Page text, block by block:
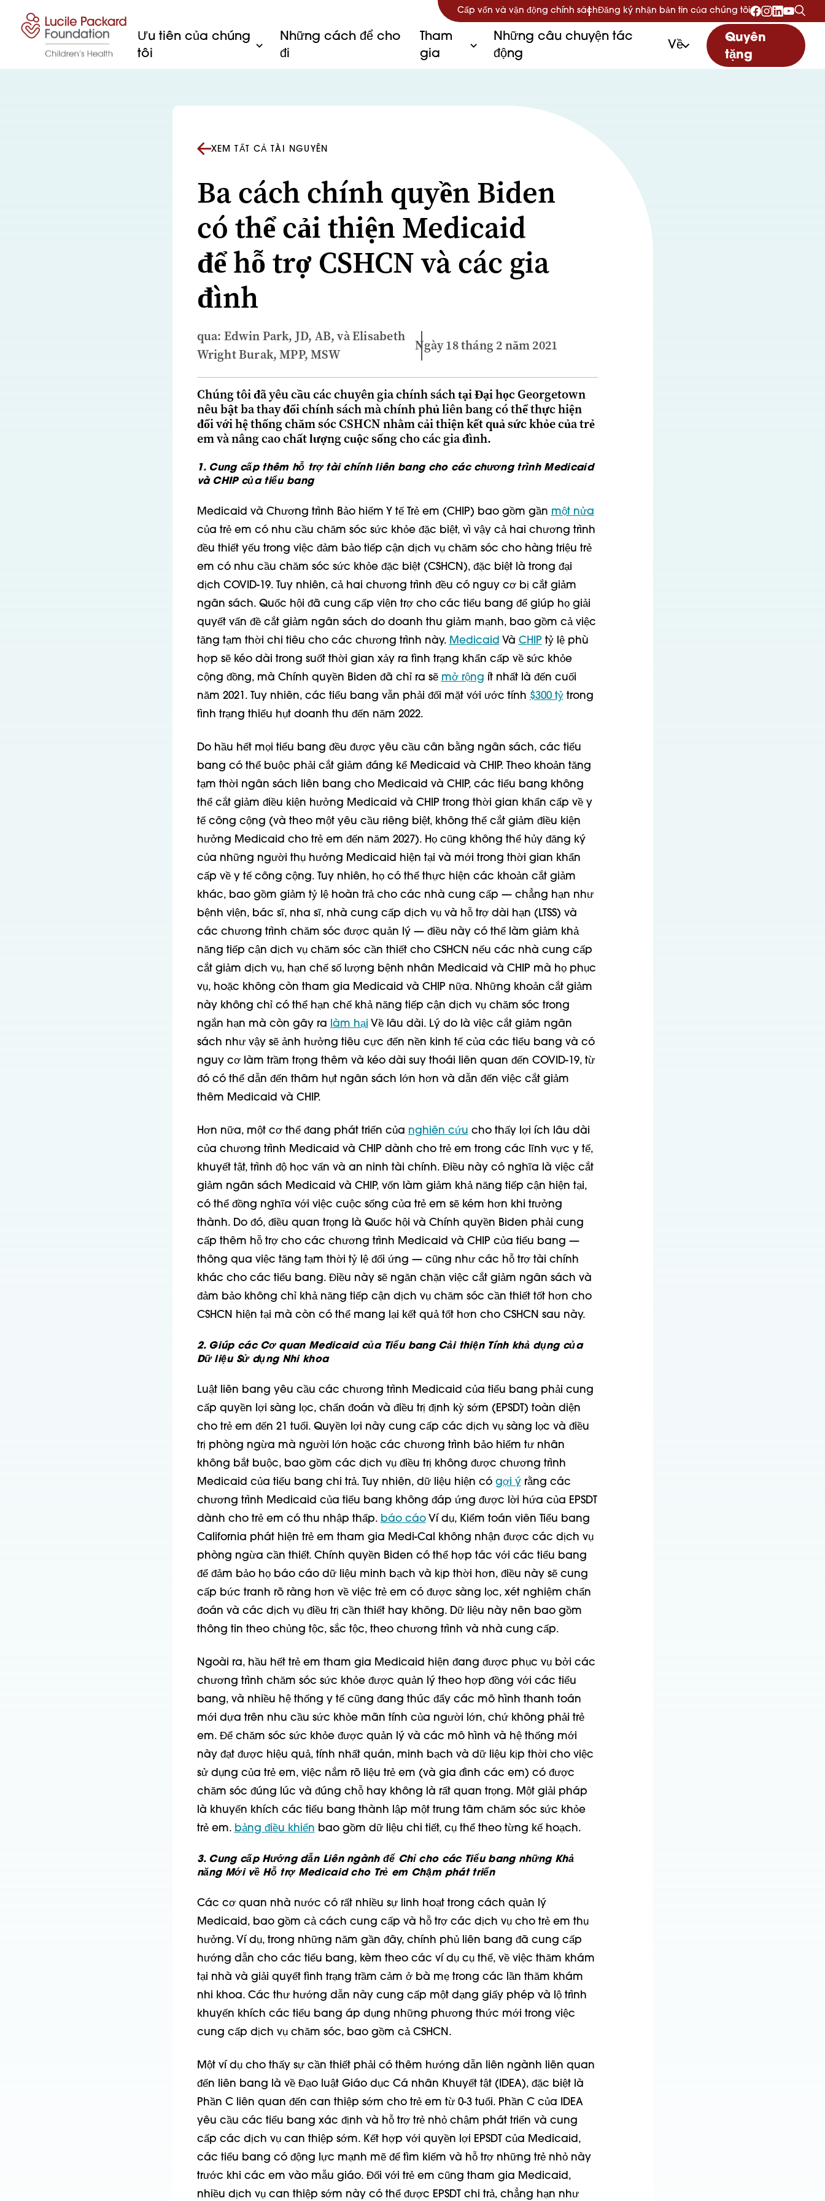
Cấp vốn và vận động chính sáchĐăng ký nhận bản tin của chúng tôi
Ưu tiên của chúng
tôi
Những cách để cho
đi
Tham
gia
Những câu chuyện tác
động
Về
Quyên
tặng
XEM TẤT CẢ TÀI NGUYÊN
Ba cách chính quyền Biden
có thể cải thiện Medicaid
để hỗ trợ CSHCN và các gia
đình
qua: Edwin Park, JD, AB, và Elisabeth
Wright Burak, MPP, MSW
Ngày 18 tháng 2 năm 2021
Chúng tôi đã yêu cầu các chuyên gia chính sách tại Đại học Georgetown
nêu bật ba thay đổi chính sách mà chính phủ liên bang có thể thực hiện
đối với hệ thống chăm sóc CSHCN nhằm cải thiện kết quả sức khỏe của trẻ
em và nâng cao chất lượng cuộc sống cho các gia đình.
1. Cung cấp thêm hỗ trợ tài chính liên bang cho các chương trình Medicaid
và CHIP của tiểu bang
Medicaid và Chương trình Bảo hiểm Y tế Trẻ em (CHIP) bao gồm gần một nửa
của trẻ em có nhu cầu chăm sóc sức khỏe đặc biệt, vì vậy cả hai chương trình
đều thiết yếu trong việc đảm bảo tiếp cận dịch vụ chăm sóc cho hàng triệu trẻ
em có nhu cầu chăm sóc sức khỏe đặc biệt (CSHCN), đặc biệt là trong đại
dịch COVID-19. Tuy nhiên, cả hai chương trình đều có nguy cơ bị cắt giảm
ngân sách. Quốc hội đã cung cấp viện trợ cho các tiểu bang để giúp họ giải
quyết vấn đề cắt giảm ngân sách do doanh thu giảm mạnh, bao gồm cả việc
tăng tạm thời chi tiêu cho các chương trình này. Medicaid Và CHIPtỷ lệ phù
hợp sẽ kéo dài trong suốt thời gian xảy ra tình trạng khẩn cấp về sức khỏe
cộng đồng, mà Chính quyền Biden đã chỉ ra sẽ mở rộng ít nhất là đến cuối
năm 2021. Tuy nhiên, các tiểu bang vẫn phải đối mặt với ước tính $300 tỷtrong
tình trạng thiếu hụt doanh thu đến năm 2022.
Do hầu hết mọi tiểu bang đều được yêu cầu cân bằng ngân sách, các tiểu
bang có thể buộc phải cắt giảm đáng kể Medicaid và CHIP. Theo khoản tăng
tạm thời ngân sách liên bang cho Medicaid và CHIP, các tiểu bang không
thể cắt giảm điều kiện hưởng Medicaid và CHIP trong thời gian khẩn cấp về y
tế công cộng (và theo một yêu cầu riêng biệt, không thể cắt giảm điều kiện
hưởng Medicaid cho trẻ em đến năm 2027). Họ cũng không thể hủy đăng ký
của những người thụ hưởng Medicaid hiện tại và mới trong thời gian khẩn
cấp về y tế công cộng. Tuy nhiên, họ có thể thực hiện các khoản cắt giảm
khác, bao gồm giảm tỷ lệ hoàn trả cho các nhà cung cấp — chẳng hạn như
bệnh viện, bác sĩ, nha sĩ, nhà cung cấp dịch vụ và hỗ trợ dài hạn (LTSS) và
các chương trình chăm sóc được quản lý — điều này có thể làm giảm khả
năng tiếp cận dịch vụ chăm sóc cần thiết cho CSHCN nếu các nhà cung cấp
cắt giảm dịch vụ, hạn chế số lượng bệnh nhân Medicaid và CHIP mà họ phục
vụ, hoặc không còn tham gia Medicaid và CHIP nữa. Những khoản cắt giảm
này không chỉ có thể hạn chế khả năng tiếp cận dịch vụ chăm sóc trong
ngắn hạn mà còn gây ra làm hại Về lâu dài. Lý do là việc cắt giảm ngân
sách như vậy sẽ ảnh hưởng tiêu cực đến nền kinh tế của các tiểu bang và có
nguy cơ làm trầm trọng thêm và kéo dài suy thoái liên quan đến COVID-19, từ
đó có thể dẫn đến thâm hụt ngân sách lớn hơn và dẫn đến việc cắt giảm
thêm Medicaid và CHIP.
Hơn nữa, một cơ thể đang phát triển của nghiên cứu cho thấy lợi ích lâu dài
của chương trình Medicaid và CHIP dành cho trẻ em trong các lĩnh vực y tế,
khuyết tật, trình độ học vấn và an ninh tài chính. Điều này có nghĩa là việc cắt
giảm ngân sách Medicaid và CHIP, vốn làm giảm khả năng tiếp cận hiện tại,
có thể đồng nghĩa với việc cuộc sống của trẻ em sẽ kém hơn khi trưởng
thành. Do đó, điều quan trọng là Quốc hội và Chính quyền Biden phải cung
cấp thêm hỗ trợ cho các chương trình Medicaid và CHIP của tiểu bang —
thông qua việc tăng tạm thời tỷ lệ đối ứng — cũng như các hỗ trợ tài chính
khác cho các tiểu bang. Điều này sẽ ngăn chặn việc cắt giảm ngân sách và
đảm bảo không chỉ khả năng tiếp cận dịch vụ chăm sóc cần thiết tốt hơn cho
CSHCN hiện tại mà còn có thể mang lại kết quả tốt hơn cho CSHCN sau này.
2. Giúp các Cơ quan Medicaid của Tiểu bang Cải thiện Tính khả dụng của
Dữ liệu Sử dụng Nhi khoa
Luật liên bang yêu cầu các chương trình Medicaid của tiểu bang phải cung
cấp quyền lợi sàng lọc, chẩn đoán và điều trị định kỳ sớm (EPSDT) toàn diện
cho trẻ em đến 21 tuổi. Quyền lợi này cung cấp các dịch vụ sàng lọc và điều
trị phòng ngừa mà người lớn hoặc các chương trình bảo hiểm tư nhân
không bắt buộc, bao gồm các dịch vụ điều trị không được chương trình
Medicaid của tiểu bang chi trả. Tuy nhiên, dữ liệu hiện có gợi ýrằng các
chương trình Medicaid của tiểu bang không đáp ứng được lời hứa của EPSDT
dành cho trẻ em có thu nhập thấp. báo cáoVí dụ, Kiểm toán viên Tiểu bang
California phát hiện trẻ em tham gia Medi-Cal không nhận được các dịch vụ
phòng ngừa cần thiết. Chính quyền Biden có thể hợp tác với các tiểu bang
để đảm bảo họ báo cáo dữ liệu minh bạch và kịp thời hơn, điều này sẽ cung
cấp bức tranh rõ ràng hơn về việc trẻ em có được sàng lọc, xét nghiệm chẩn
đoán và các dịch vụ điều trị cần thiết hay không. Dữ liệu này nên bao gồm
thông tin theo chủng tộc, sắc tộc, theo chương trình và nhà cung cấp.
Ngoài ra, hầu hết trẻ em tham gia Medicaid hiện đang được phục vụ bởi các
chương trình chăm sóc sức khỏe được quản lý theo hợp đồng với các tiểu
bang, và nhiều hệ thống y tế cũng đang thúc đẩy các mô hình thanh toán
mới dựa trên nhu cầu sức khỏe mãn tính của người lớn, chứ không phải trẻ
em. Để chăm sóc sức khỏe được quản lý và các mô hình và hệ thống mới
này đạt được hiệu quả, tính nhất quán, minh bạch và dữ liệu kịp thời cho việc
sử dụng của trẻ em, việc nắm rõ liệu trẻ em (và gia đình các em) có được
chăm sóc đúng lúc và đúng chỗ hay không là rất quan trọng. Một giải pháp
là khuyến khích các tiểu bang thành lập một trung tâm chăm sóc sức khỏe
trẻ em. bảng điều khiển bao gồm dữ liệu chi tiết, cụ thể theo từng kế hoạch.
3. Cung cấp Hướng dẫn Liên ngành để Chỉ cho các Tiểu bang những Khả
năng Mới về Hỗ trợ Medicaid cho Trẻ em Chậm phát triển
Các cơ quan nhà nước có rất nhiều sự linh hoạt trong cách quản lý
Medicaid, bao gồm cả cách cung cấp và hỗ trợ các dịch vụ cho trẻ em thụ
hưởng. Ví dụ, trong những năm gần đây, chính phủ liên bang đã cung cấp
hướng dẫn cho các tiểu bang, kèm theo các ví dụ cụ thể, về việc thăm khám
tại nhà và giải quyết tình trạng trầm cảm ở bà mẹ trong các lần thăm khám
nhi khoa. Các thư hướng dẫn này cung cấp một dạng giấy phép và lộ trình
khuyến khích các tiểu bang áp dụng những phương thức mới trong việc
cung cấp dịch vụ chăm sóc, bao gồm cả CSHCN.
Một ví dụ cho thấy sự cần thiết phải có thêm hướng dẫn liên ngành liên quan
đến liên bang là về Đạo luật Giáo dục Cá nhân Khuyết tật (IDEA), đặc biệt là
Phần C liên quan đến can thiệp sớm cho trẻ em từ 0-3 tuổi. Phần C của IDEA
yêu cầu các tiểu bang xác định và hỗ trợ trẻ nhỏ chậm phát triển và cung
cấp các dịch vụ can thiệp sớm. Kết hợp với quyền lợi EPSDT của Medicaid,
các tiểu bang có động lực mạnh mẽ để tìm kiếm và hỗ trợ những trẻ nhỏ này
trước khi các em vào mẫu giáo. Đối với trẻ em cũng tham gia Medicaid,
nhiều dịch vụ can thiệp sớm này có thể được EPSDT chi trả, chẳng hạn như